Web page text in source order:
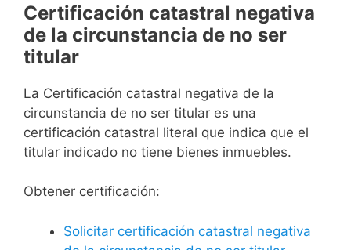
Certificación catastral negativa
de la circunstancia de no ser
titular
La Certificación catastral negativa de la
circunstancia de no ser titular es una
certificación catastral literal que indica que el
titular indicado no tiene bienes inmuebles.
Obtener certificación:
Solicitar certificación catastral negativa